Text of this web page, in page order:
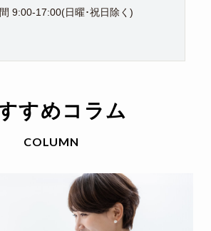
9:00-17:00(日曜･祝日除く)
すめコラム
COLUMN